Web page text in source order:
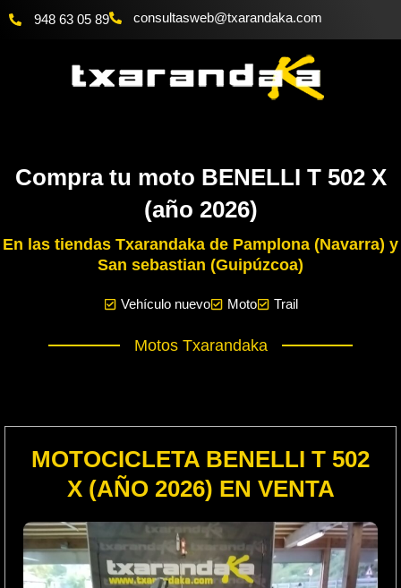
948 63 05 89 moc.akadnaraxt
@bewsatlusnoc
Compra tu moto BENELLI T 502 X
(año 2026)
En las tiendas Txarandaka de Pamplona (Navarra) y
San sebastian (Guipúzcoa)
Vehículo nuevo Moto Trail
Motos Txarandaka
MOTOCICLETA BENELLI T 502
X (AÑO 2026) EN VENTA